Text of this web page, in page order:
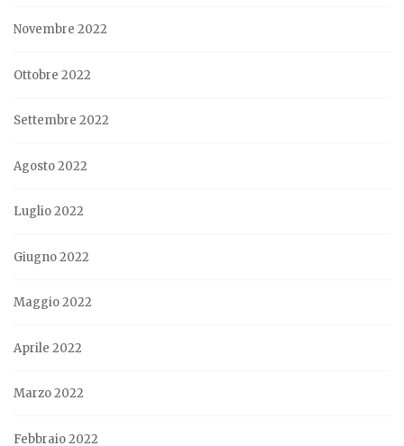
Novembre 2022
Ottobre 2022
Settembre 2022
Agosto 2022
Luglio 2022
Giugno 2022
Maggio 2022
Aprile 2022
Marzo 2022
Febbraio 2022